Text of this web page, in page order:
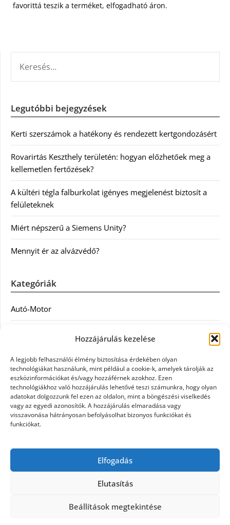
Hozzájárulás kezelése
A legjobb felhasználói élmény biztosítása érdekében olyan
technológiákat használunk, mint például a cookie-k, amelyek tárolják az
eszközinformációkat és/vagy hozzáférnek azokhoz. Ezen
technológiákhoz való hozzájárulás lehetővé teszi számunkra, hogy olyan
adatokat dolgozzunk fel ezen az oldalon, mint a böngészési viselkedés
vagy az egyedi azonosítók. A hozzájárulás elmaradása vagy
visszavonása hátrányosan befolyásolhat bizonyos funkciókat és
funkciókat.
Elfogadás
Elutasítás
Beállítások megtekintése
favorittá teszik a terméket, elfogadható áron.
Legutóbbi bejegyzések
Kerti szerszámok a hatékony és rendezett kertgondozásért
Rovarirtás Keszthely területén: hogyan előzhetőek meg a
kellemetlen fertőzések?
A kültéri tégla falburkolat igényes megjelenést biztosít a
felületeknek
Miért népszerű a Siemens Unity?
Mennyit ér az alvázvédő?
Kategóriák
Autó-Motor
Egészség
Egyéb
Étel
Szolgáltatás
Vásárlás
Webáruház